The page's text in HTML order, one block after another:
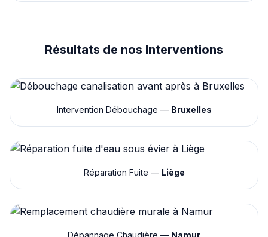
Résultats de nos Interventions
Intervention Débouchage — Bruxelles
Réparation Fuite — Liège
Dépannage Chaudière — Namur